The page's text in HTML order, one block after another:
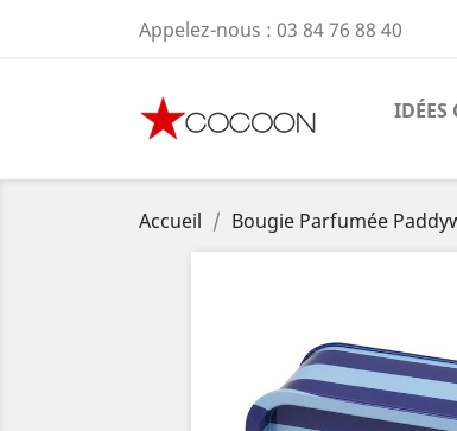
Appelez-nous : 03 84 76 88 40
IDÉES
Accueil Bougie Parfumée